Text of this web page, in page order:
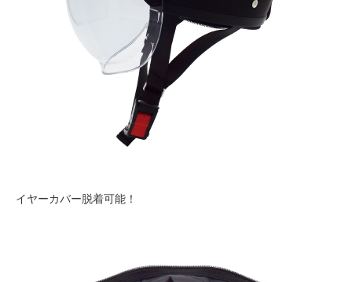
イヤーカバー脱着可能！